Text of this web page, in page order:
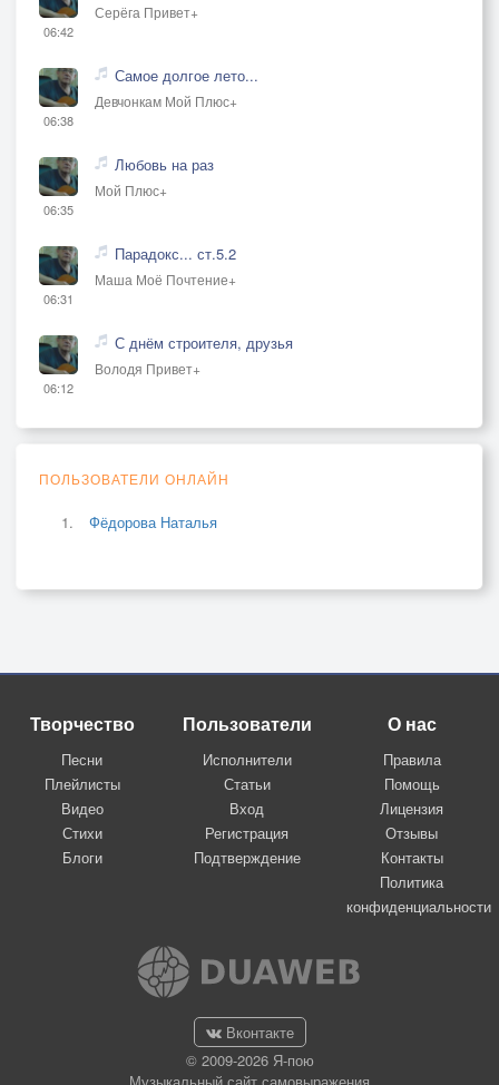
06:42
Серёга Привет+
06:38
Самое долгое лето...
Девчонкам Мой Плюс+
06:35
Любовь на раз
Мой Плюс+
06:31
Парадокс... ст.5.2
Маша Моё Почтение+
06:12
С днём строителя, друзья
Володя Привет+
ПОЛЬЗОВАТЕЛИ ОНЛАЙН
Фёдорова Наталья
Творчество
Песни
Плейлисты
Видео
Стихи
Блоги
Пользователи
Исполнители
Статьи
Вход
Регистрация
Подтверждение
О нас
Правила
Помощь
Лицензия
Отзывы
Контакты
Политика
конфиденциальности
Вконтакте
© 2009-2026 Я-пою